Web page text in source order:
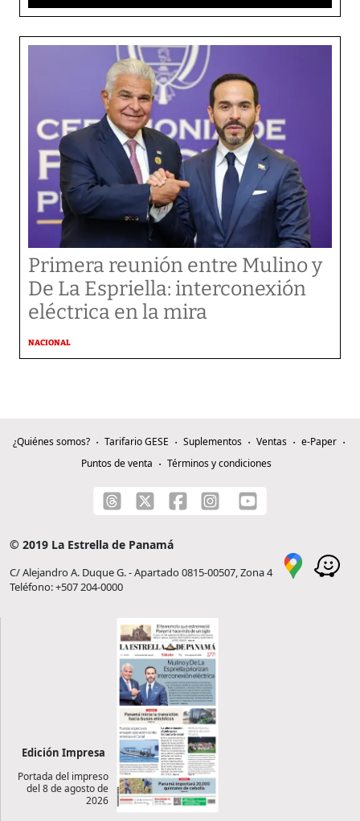
Primera reunión entre Mulino y
De La Espriella: interconexión
eléctrica en la mira
NACIONAL
¿Quiénes somos? Tarifario GESE Suplementos Ventas
e-Paper
Puntos de venta
Términos y condiciones
© 2019 La Estrella de Panamá
C/ Alejandro A. Duque G. - Apartado 0815-00507, Zona 4
Teléfono: +507 204-0000
Edición Impresa
Portada del impreso
del 8 de agosto de
2026